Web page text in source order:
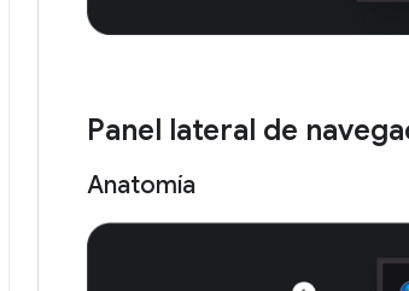
Panel lateral de
Anatomía